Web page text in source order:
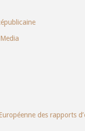
des rapports